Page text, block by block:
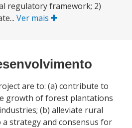
regulatory framework; 2)
Ver mais
are to: (a) contribute to
growth of forest plantations
(b) alleviate rural
a strategy and consensus for